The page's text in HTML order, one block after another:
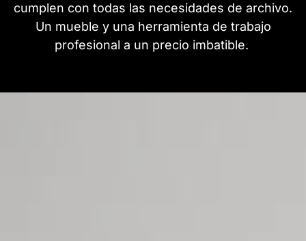
cumplen con todas las necesidades de archivo.
Un mueble y una herramienta de trabajo
profesional a un precio imbatible.